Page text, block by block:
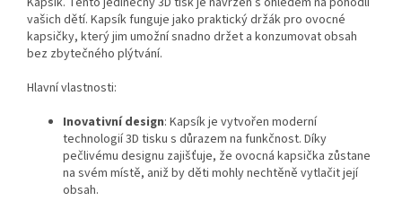
vašich dětí. Kapsík funguje jako praktický držák pro ovocné
kapsičky, který jim umožní snadno držet a konzumovat obsah
bez zbytečného plýtvání.
Hlavní vlastnosti:
Inovativní design: Kapsík je vytvořen moderní
technologií 3D tisku s důrazem na funkčnost. Díky
pečlivému designu zajišťuje, že ovocná kapsička zůstane
na svém místě, aniž by děti mohly nechtěně vytlačit její
obsah.